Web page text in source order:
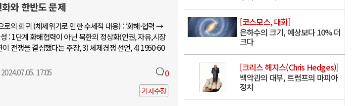
와 한반도 문제
로의 회귀 (체제위기로 인한 수세적 대응) : ‘화해·협력 →
: 1단계 화해협력이 아닌 북한의 정상화(인권, 자유,시장
전쟁을 결심했다는 주장, 3) 체제경쟁 선언, 4) 1950-60
2024.07.05. 17:05 0
기사수정
[코스모스, 대화]
은하수의 크기, 예상보다 10% 더
크다
[크리스 헤지스(Chris Hedges)]
백악관의 대부, 트럼프의 마피아
정치